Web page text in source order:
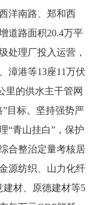
洋南路、郑和西
道路面积20.4万平
处理厂投入运营，
漳港等13座11万伏
里的供水主干管网
目标。坚持强势严
“青山挂白”，保护
合整治定量考核居
源纺织、山力化纤
建材、原德建材等5